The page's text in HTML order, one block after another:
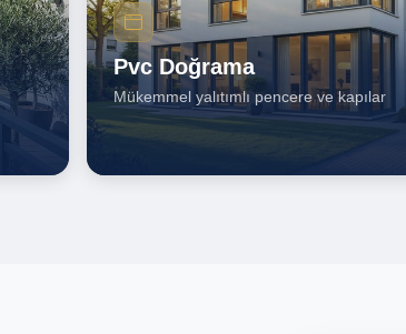
Pvc Doğrama
Mükemmel yalıtımlı pencere ve kapılar